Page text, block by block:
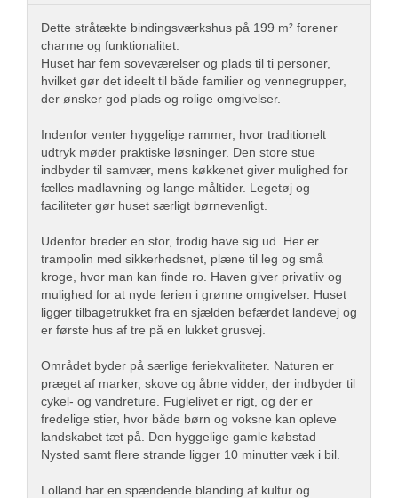
Dette stråtækte bindingsværkshus på 199 m² forener
charme og funktionalitet.
Huset har fem soveværelser og plads til ti personer,
hvilket gør det ideelt til både familier og vennegrupper,
der ønsker god plads og rolige omgivelser.
Indenfor venter hyggelige rammer, hvor traditionelt
udtryk møder praktiske løsninger. Den store stue
indbyder til samvær, mens køkkenet giver mulighed for
fælles madlavning og lange måltider. Legetøj og
faciliteter gør huset særligt børnevenligt.
Udenfor breder en stor, frodig have sig ud. Her er
trampolin med sikkerhedsnet, plæne til leg og små
kroge, hvor man kan finde ro. Haven giver privatliv og
mulighed for at nyde ferien i grønne omgivelser. Huset
ligger tilbagetrukket fra en sjælden befærdet landevej og
er første hus af tre på en lukket grusvej.
Området byder på særlige feriekvaliteter. Naturen er
præget af marker, skove og åbne vidder, der indbyder til
cykel- og vandreture. Fuglelivet er rigt, og der er
fredelige stier, hvor både børn og voksne kan opleve
landskabet tæt på. Den hyggelige gamle købstad
Nysted samt flere strande ligger 10 minutter væk i bil.
Lolland har en spændende blanding af kultur og